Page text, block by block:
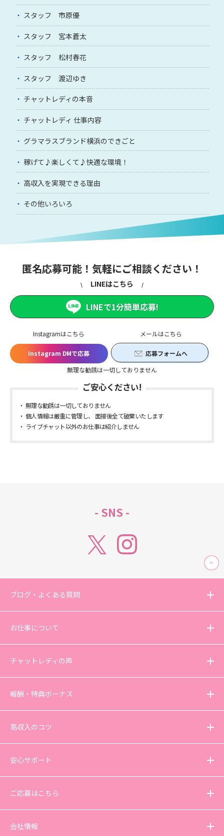
スタッフ 市原優
スタッフ 宮本蒼太
スタッフ 松村春花
スタッフ 渡辺ゆき
チャットレディの本音
チャットレディ 仕事内容
グラマラスブランド横浜のできごと
稼げて♪楽しくて♪快適な環境！
高収入を実現できる理由
その他いろいろ
匿名応募可能！気軽にご相談ください！
Instagramはこちら
Instagram DMで応募
メールはこちら
応募フォームへ
無理な勧誘は一切しておりません
LINEはこちら
LINEで1分簡単応募!
ご安心ください!
無理な勧誘は一切しておりません
個人情報は厳重に管理し、 面接後全て破棄いたします
ライブチャット以外のお仕事は紹介しません
- SNS -
ブログ・よくある質問
お仕事について
チャットレディの声
報酬・特典ボーナス
高収入のコツ
安心サポート
ご応募はこちら
会社情報